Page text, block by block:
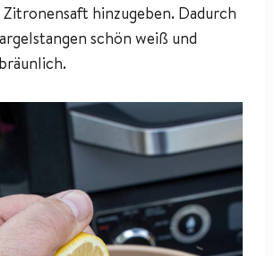
hinzugeben. Dadurch
schön weiß und